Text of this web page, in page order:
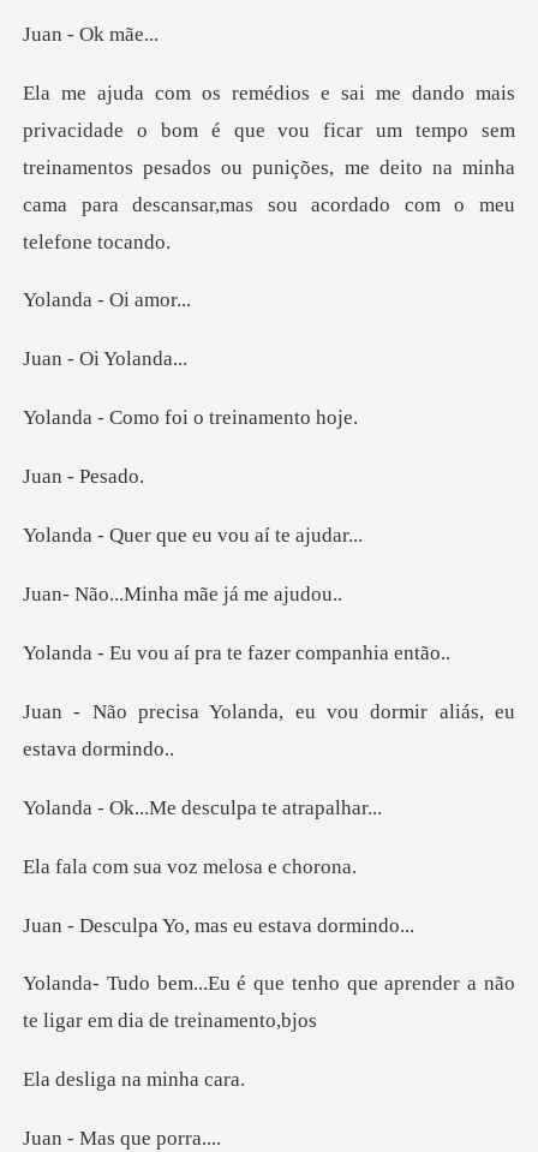
- Ok
ue vou ficar um tempo sem
treinamentos pesados ou punições, me deito n
a - Oi
Oi Yo
mo foi o tre
- P
r que eu vou
Minha mãe já
aí pra te fazer
nda, eu vou dormir aliá
.Me desculpa t
sua voz mel
Yo, mas eu est
tenho que aprender a não
te l
iga na m
as que p